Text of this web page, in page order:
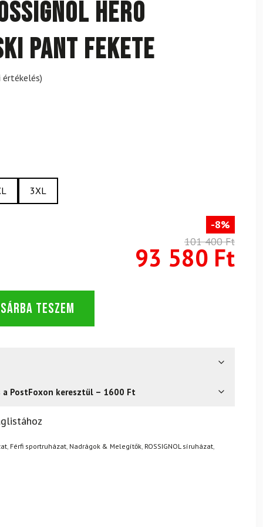
Hero
Pant Fekete
3XL
-8%
101 400 Ft
93 580 Ft
TESZEM
a PostFoxon keresztül – 1600 Ft
gond – a terméket egyszerűen visszaküldheti 14
, Férfi sportruházat, Nadrágok & Melegítők, ROSSIGNOL síruházat,